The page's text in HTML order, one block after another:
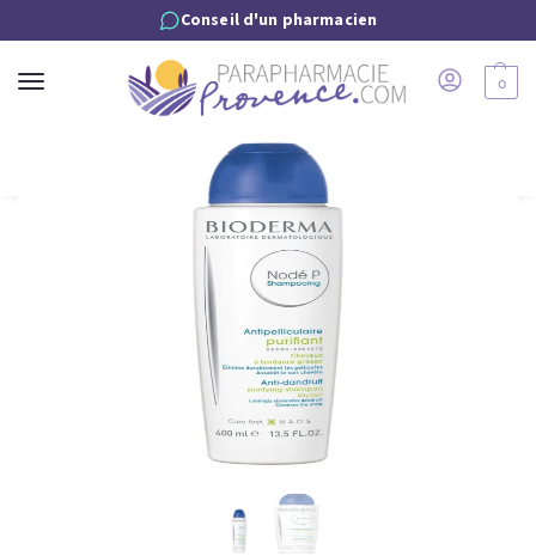
Conseil d'un pharmacien
0